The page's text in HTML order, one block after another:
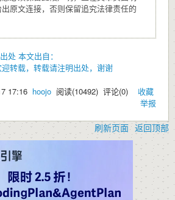
原文连接，否则保留追究法律责任的
处 本文出自：
转载，转载请注明出处，谢谢
17:16 hoojo 阅读(10492) 评论(0) 收藏
举报
刷新页面 返回顶部